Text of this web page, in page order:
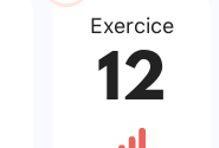
Exercice
12